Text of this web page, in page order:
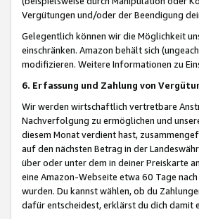
Vergütungen und/oder der Beendigung
Gelegentlich können wir die Möglichkeit
einschränken. Amazon behält sich
modifizieren. Weitere Informationen zu
6. Erfassung und Zahlung von
Wir werden wirtschaftlich vertretbare
Nachverfolgung zu ermöglichen und
diesem Monat verdient hast,
auf den nächsten Betrag in der
über oder unter dem in deiner Preiskarte
eine Amazon-Webseite etwa 60 Tage
wurden. Du kannst wählen, ob du
dafür entscheidest, erklärst du dich damit